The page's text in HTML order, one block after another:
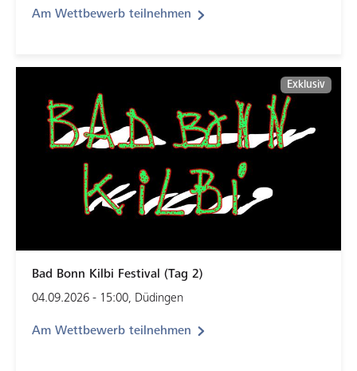
Am Wettbewerb teilnehmen
Bad Bonn Kilbi Festival (Tag 2)
04.09.2026 - 15:00, Düdingen
Am Wettbewerb teilnehmen
Exklusiv